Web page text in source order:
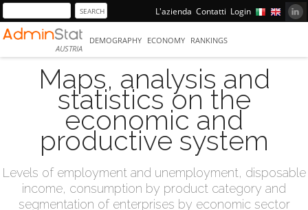
L'azienda Contatti Login
AUSTRIA
DEMOGRAPHY ECONOMY RANKINGS
Maps, analysis and
statistics on the
economic and
productive system
Levels of employment and unemployment, disposable
income, consumption by product category and
segmentation of enterprises by economic sector